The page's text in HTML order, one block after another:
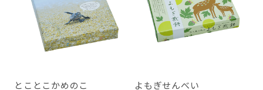
とことこかめのこ よもぎせんべい